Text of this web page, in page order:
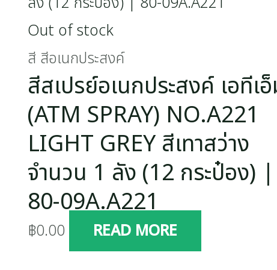
Out of stock
สี สีอเนกประสงค์
สีสเปรย์อเนกประสงค์ เอทีเ
(ATM SPRAY) NO.A221
LIGHT GREY สีเทาสว่าง
จำนวน 1 ลัง (12 กระป๋อง) |
80-09A.A221
฿0.00 READ MORE